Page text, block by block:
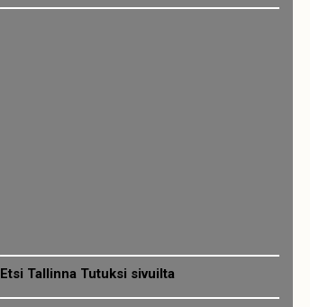
Etsi Tallinna Tutuksi sivuilta